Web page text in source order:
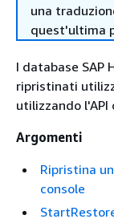
una
quest'ultima
I database SAP
ripristinati
utilizzando l'API
Argomenti
Ripristina
console